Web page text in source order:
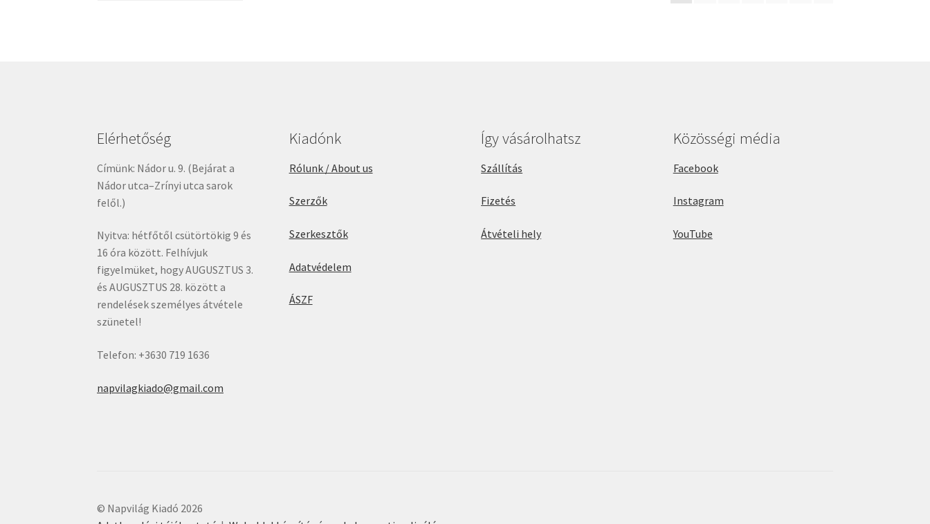
Elérhetőség
Címünk: Nádor u. 9. (Bejárat a
Nádor utca–Zrínyi utca sarok
felől.)
Nyitva: hétfőtől csütörtökig 9 és
16 óra között. Felhívjuk
figyelmüket, hogy AUGUSZTUS 3.
és AUGUSZTUS 28. között a
rendelések személyes átvétele
szünetel!
Telefon: +3630 719 1636
napvilagkiado@gmail.com
Kiadónk
Rólunk / About us
Szerzők
Szerkesztők
Adatvédelem
ÁSZF
Így vásárolhatsz
Szállítás
Fizetés
Átvételi hely
Közösségi média
Facebook
Instagram
YouTube
© Napvilág Kiadó 2026